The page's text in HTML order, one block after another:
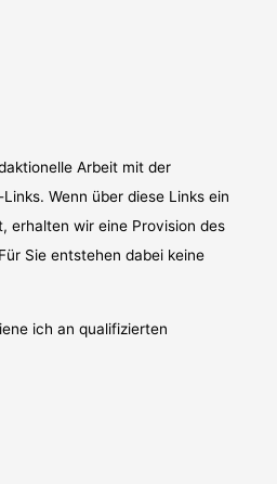
Arbeit mit der
Wenn über diese Links ein
erhalten wir eine Provision des
Sie entstehen dabei keine
ich an qualifizierten